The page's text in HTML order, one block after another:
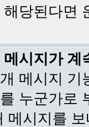
당된다면
시지가 계
메시지
누군가로
메시지를